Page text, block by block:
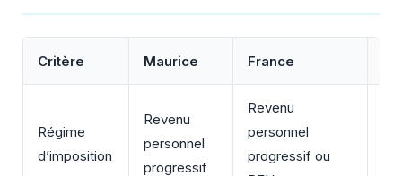
Critère Maurice France
Régime
d’imposition
Revenu
personnel
progressif
Revenu
personnel
progressif ou